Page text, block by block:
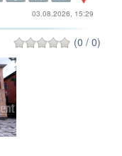
03.08.2026, 15:29
(0 / 0)